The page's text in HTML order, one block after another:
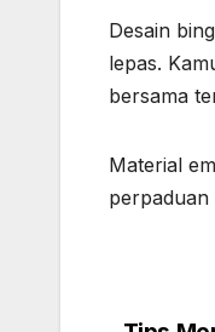
Desain
lepas.
bersama
Material